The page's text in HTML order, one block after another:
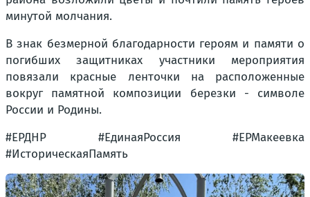
минутой молчания.
В знак безмерной благодарности героям и памяти о
погибших защитниках участники мероприятия
повязали красные ленточки на расположенные
вокруг памятной композиции березки - символе
России и Родины.
#ЕРДНР #ЕдинаяРоссия #ЕРМакеевка
#ИсторическаяПамять